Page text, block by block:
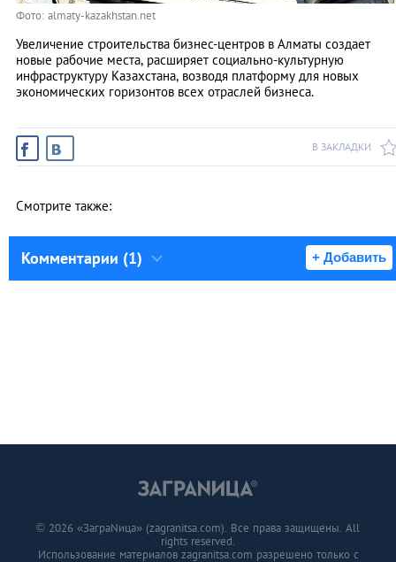
Фото: almaty-kazakhstan.net
Увеличение строительства бизнес-центров в Алматы создает
новые рабочие места, расширяет социально-культурную
инфраструктуру Казахстана, возводя платформу для новых
экономических горизонтов всех отраслей бизнеса.
В ЗАКЛАДКИ
Смотрите также:
Комментарии (1) + Добавить
© 2026 «ЗаграNица» (zagranitsa.com). Все права защищены. All
rights reserved.
Использование материалов zagranitsa.com разрешено только с